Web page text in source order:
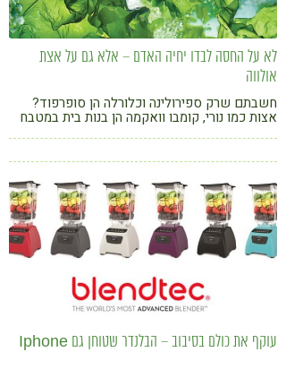
לא על החסה לבדו יחיה האדם – אלא גם על אצת
אולווה
חשבתם שרק ספירולינה וכלורלה הן סופרפוד?
אצות כמו נורי, קומבו וואקמה הן בנות בית במטבח
עוקף את כולם בסיבוב – הבלנדר שטוחן גם Iphone